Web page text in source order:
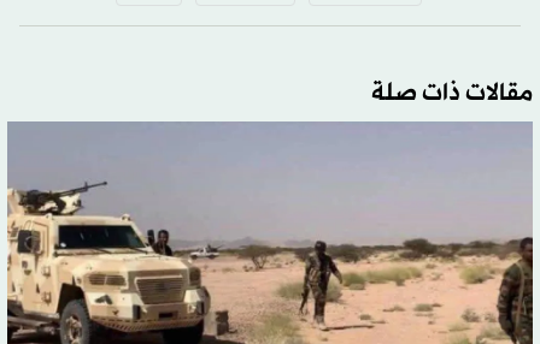
مقالات ذات صلة